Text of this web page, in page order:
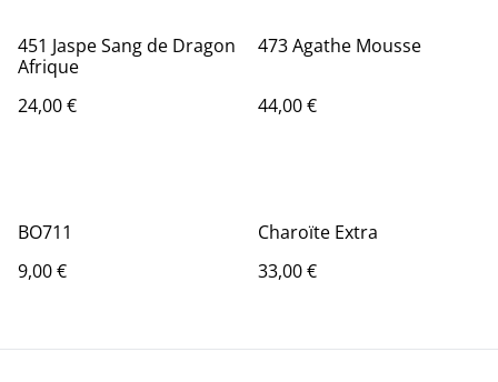
451 Jaspe Sang de Dragon
Afrique
24,00 €
473 Agathe Mousse
44,00 €
BO711
9,00 €
Charoïte Extra
33,00 €